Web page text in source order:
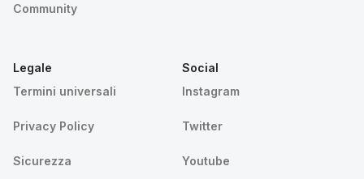
Community
Legale
Termini universali
Privacy Policy
Sicurezza
Social
Instagram
Twitter
Youtube